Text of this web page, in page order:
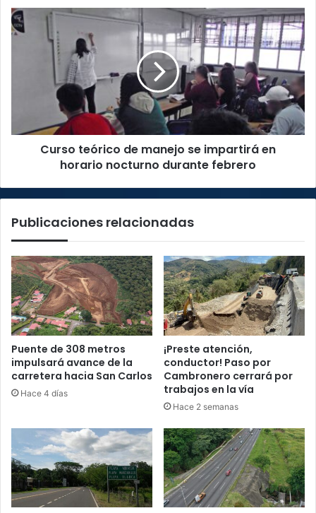
febrero
Curso
teórico
nocturno
duranteCurso teórico de manejo se impartirá en
horario nocturno durante febrero
Publicaciones relacionadas
Puente de 308 metros
impulsará avance de la
carretera hacia San Carlos
Hace 4 días
¡Preste atención,
conductor! Paso por
Cambronero cerrará por
trabajos en la vía
Hace 2 semanas